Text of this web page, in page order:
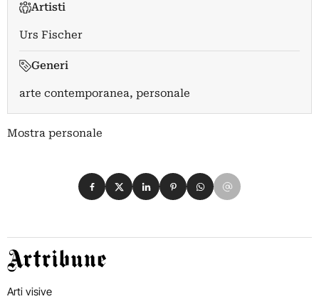
Artisti
Urs Fischer
Generi
arte contemporanea, personale
Mostra personale
Condividi su Facebook
Condividi su X
Condividi su LinkedIn
Condividi su Pinterest
Condividi su WhatsApp
Condividi su Email
Artribune
Arti visive